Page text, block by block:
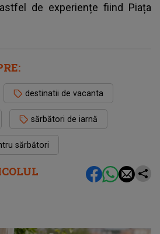
de experiențe fiind Piața
destinatii de vacanta
sărbători de iarnă
sărbători